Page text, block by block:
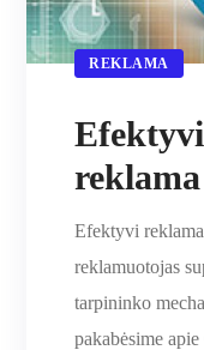
REKLAMA
reklama
Efektyvi
reklamuotojas
tarpininko
pakabėsime